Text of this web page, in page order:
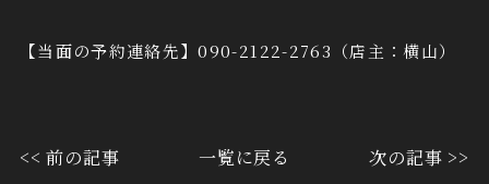
【当面の予約連絡先】090-2122-2763（店主：横山）
<< 前の記事 一覧に戻る 次の記事 >>